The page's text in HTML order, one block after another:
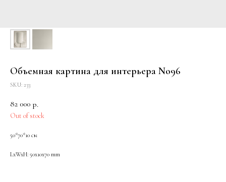
Объемная картина для интерьера No96
SKU: 233
82 000 р.
Out of stock
50*70*10 см
LxWxH: 50x10x70 mm